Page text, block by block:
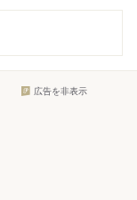
広告を非表示